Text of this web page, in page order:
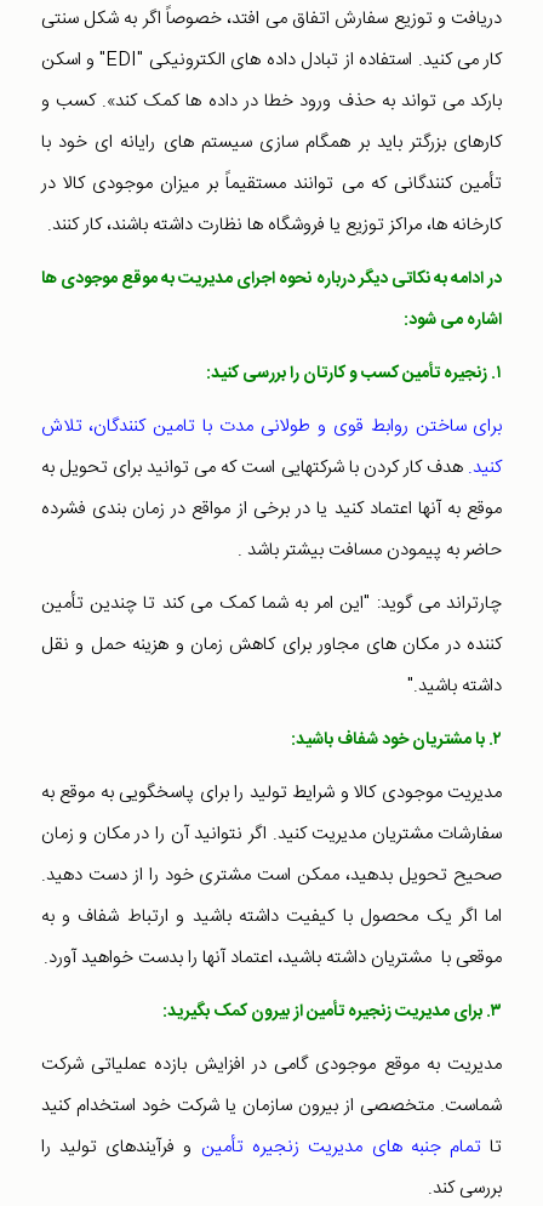
دریافت و توزیع سفارش اتفاق می افتد، خصوصاً اگر به شکل سنتی
کار می کنید. استفاده از تبادل داده های الکترونیکی "EDI" و اسکن
بارکد می تواند به حذف ورود خطا در داده ها کمک کند». کسب و
کارهای بزرگتر باید بر همگام سازی سیستم های رایانه ای خود با
تأمین كنندگانی كه می توانند مستقیماً بر میزان موجودی کالا در
كارخانه ها، مراكز توزیع یا فروشگاه ها نظارت داشته باشند، کار كنند.
در ادامه به نکاتی دیگر درباره نحوه اجرای مدیریت به موقع موجودی ها
اشاره می شود:
۱. زنجیره تأمین کسب و کارتان را بررسی کنید:
برای ساختن روابط قوی و طولانی مدت با تامین ‌کنندگان‌، تلاش
کنید. هدف کار کردن با شرکتهایی است که می توانید برای تحویل به
موقع به آنها اعتماد کنید یا در برخی از مواقع در زمان بندی فشرده
حاضر به پیمودن مسافت بیشتر باشد .
چارتراند می گوید: "این امر به شما کمک می کند تا چندین تأمین
کننده در مکان های مجاور برای کاهش زمان و هزینه حمل و نقل
داشته باشید."
۲. با مشتریان خود شفاف باشید:
مدیریت موجودی کالا و شرایط تولید را برای پاسخگویی به موقع به
سفارشات مشتریان مدیریت کنید. اگر نتوانید آن را در مکان و زمان
صحیح تحویل بدهید، ممکن است مشتری خود را از دست دهید.
اما اگر یک محصول با کیفیت داشته باشید و ارتباط شفاف و به
موقعی با مشتریان داشته باشید، اعتماد آنها را بدست خواهید آورد.
۳. برای مدیریت زنجیره تأمین از بیرون کمک بگیرید:
مدیریت به موقع موجودی گامی در افزایش بازده عملیاتی شرکت
شماست. متخصصی از بیرون سازمان یا شرکت خود استخدام کنید
تا تمام جنبه های مدیریت زنجیره تأمین و فرآیندهای تولید را
بررسی کند.